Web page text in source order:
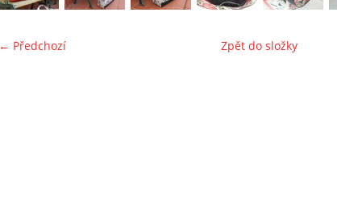
← Předchozí Zpět do složky